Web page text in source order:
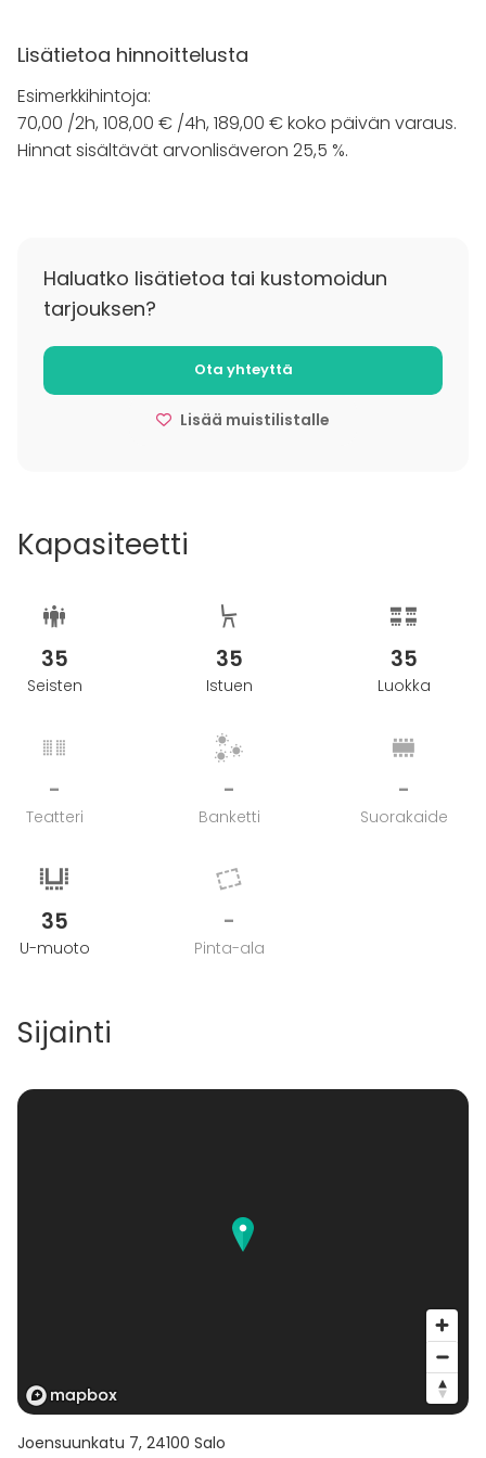
Tervetuloa!
Lisätietoa hinnoittelusta
Esimerkkihintoja:
70,00 /2h, 108,00 € /4h, 189,00 € koko päivän varaus.
Hinnat sisältävät arvonlisäveron 25,5 %.
Haluatko lisätietoa tai kustomoidun
tarjouksen?
Ota yhteyttä
Lisää muistilistalle
Kapasiteetti
35
Seisten
35
Istuen
35
Luokka
-
Teatteri
-
Banketti
-
Suorakaide
35
U-muoto
-
Pinta-ala
Sijainti
Joensuunkatu 7, 24100 Salo